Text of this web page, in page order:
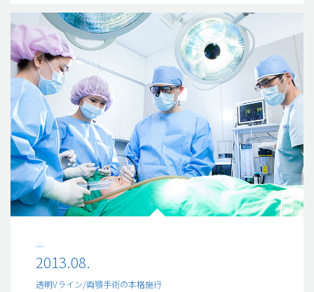
2013.08.
透明Vライン/両顎手術の本格施行